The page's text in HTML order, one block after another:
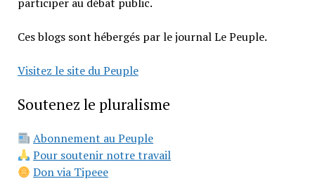
Ces blogs sont hébergés par le journal Le Peuple.
Visitez le site du Peuple
Soutenez le pluralisme
Abonnement au Peuple
Pour soutenir notre travail
Don via Tipeee